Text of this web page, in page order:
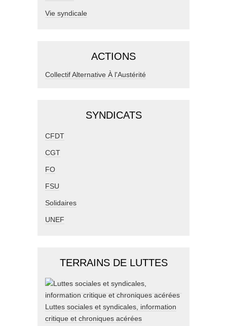
Vie syndicale
ACTIONS
Collectif Alternative À l'Austérité
SYNDICATS
CFDT
CGT
FO
FSU
Solidaires
UNEF
TERRAINS DE LUTTES
Luttes sociales et syndicales, information
critique et chroniques acérées